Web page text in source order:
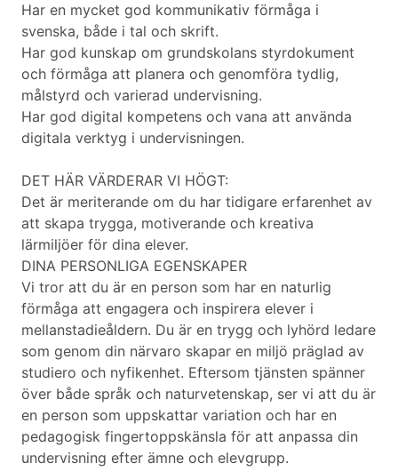
Har en mycket god kommunikativ förmåga i
svenska, både i tal och skrift.
Har god kunskap om grundskolans styrdokument
och förmåga att planera och genomföra tydlig,
målstyrd och varierad undervisning.
Har god digital kompetens och vana att använda
digitala verktyg i undervisningen.
DET HÄR VÄRDERAR VI HÖGT:
Det är meriterande om du har tidigare erfarenhet av
att skapa trygga, motiverande och kreativa
lärmiljöer för dina elever.
DINA PERSONLIGA EGENSKAPER
Vi tror att du är en person som har en naturlig
förmåga att engagera och inspirera elever i
mellanstadieåldern. Du är en trygg och lyhörd ledare
som genom din närvaro skapar en miljö präglad av
studiero och nyfikenhet. Eftersom tjänsten spänner
över både språk och naturvetenskap, ser vi att du är
en person som uppskattar variation och har en
pedagogisk fingertoppskänsla för att anpassa din
undervisning efter ämne och elevgrupp.